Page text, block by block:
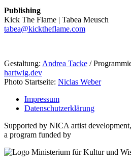
Publishing
Kick The Flame | Tabea Meusch
tabea@kicktheflame.com
Gestaltung: Andrea Tacke /
hartwig.dev
Photo Startseite: Niclas Weber
Impressum
Datenschutzerklärung
Supported by NICA artist development,
a program funded by